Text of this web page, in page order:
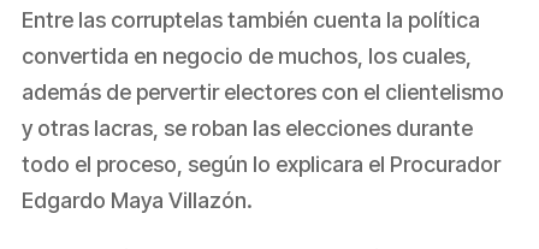
Entre las corruptelas también cuenta la política
convertida en negocio de muchos, los cuales,
además de pervertir electores con el clientelismo
y otras lacras, se roban las elecciones durante
todo el proceso, según lo explicara el Procurador
Edgardo Maya Villazón.